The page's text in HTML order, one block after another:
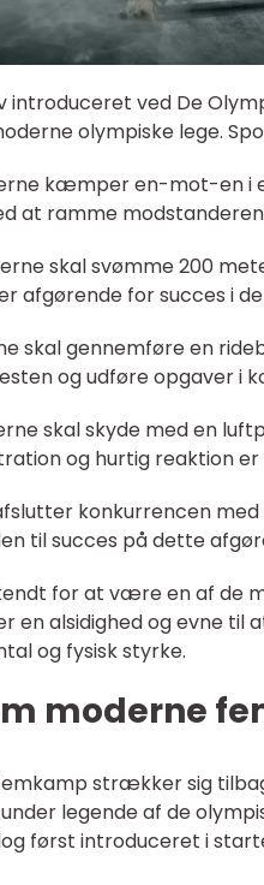
ved De
olympiske lege.
kæmper en-mot-en i
at ramme
skal svømme 200
afgørende for succes i
skal gennemføre en
og udføre opgaver i
skal skyde med en
og hurtig reaktion
konkurrencen
til succes på dette
for at være en af de
alsidighed og evne til
og fysisk styrke.
moderne
strækker sig
legende af de
først introduceret i